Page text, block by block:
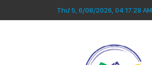
Thứ 5, 6/08/2026, 04:17:29 AM